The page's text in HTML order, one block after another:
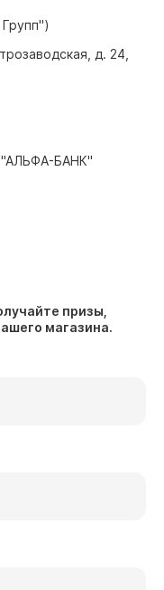
д. 24,
БАНК"
призы,
магазина.